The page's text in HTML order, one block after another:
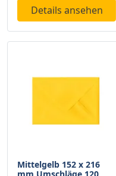
Details ansehen
Mittelgelb 152 x 216